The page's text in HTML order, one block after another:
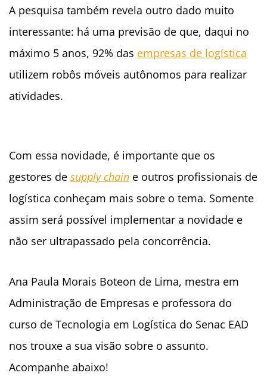
A pesquisa também revela outro dado muito
interessante: há uma previsão de que, daqui no
máximo 5 anos, 92% das empresas de logística
utilizem robôs móveis autônomos para realizar
atividades.
Com essa novidade, é importante que os
gestores de supply chain e outros profissionais de
logística conheçam mais sobre o tema. Somente
assim será possível implementar a novidade e
não ser ultrapassado pela concorrência.
Ana Paula Morais Boteon de Lima, mestra em
Administração de Empresas e professora do
curso de Tecnologia em Logística do Senac EAD
nos trouxe a sua visão sobre o assunto.
Acompanhe abaixo!